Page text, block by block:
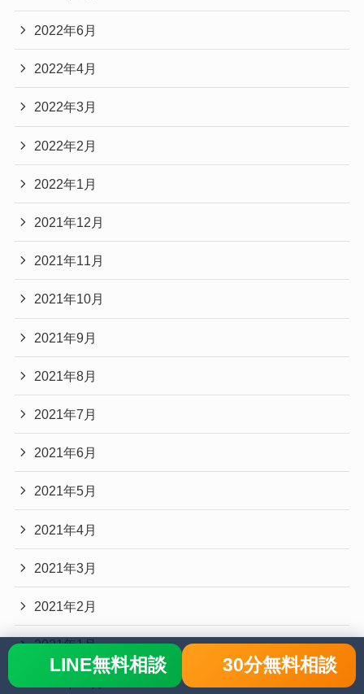
2022年6月
2022年4月
2022年3月
2022年2月
2022年1月
2021年12月
2021年11月
2021年10月
2021年9月
2021年8月
2021年7月
2021年6月
2021年5月
2021年4月
2021年3月
2021年2月
2021年1月
LINE無料相談 30分無料相談